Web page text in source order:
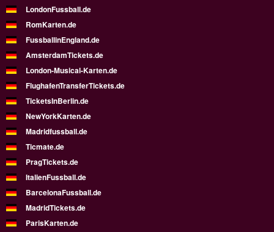
LondonFussball.de
RomKarten.de
FussballinEngland.de
AmsterdamTickets.de
London-Musical-Karten.de
FlughafenTransferTickets.de
TicketsInBerlin.de
NewYorkKarten.de
Madridfussball.de
Ticmate.de
PragTickets.de
ItalienFussball.de
BarcelonaFussball.de
MadridTickets.de
ParisKarten.de